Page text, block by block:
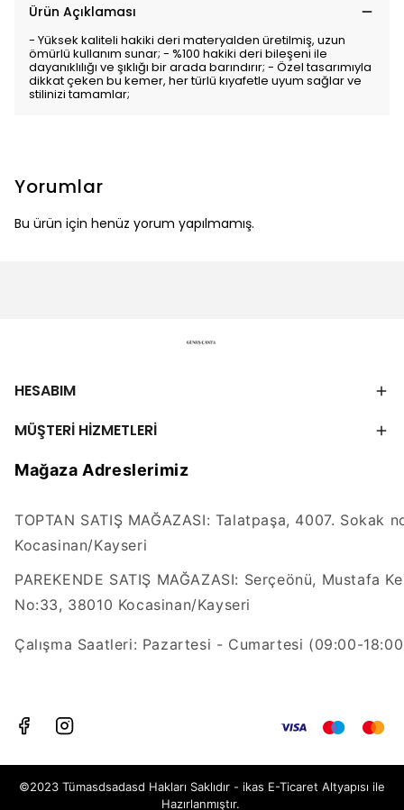
Ürün Açıklaması
- Yüksek kaliteli hakiki deri materyalden üretilmiş, uzun
ömürlü kullanım sunar; - %100 hakiki deri bileşeni ile
dayanıklılığı ve şıklığı bir arada barındırır; - Özel tasarımıyla
dikkat çeken bu kemer, her türlü kıyafetle uyum sağlar ve
stilinizi tamamlar;
Yorumlar
Bu ürün için henüz yorum yapılmamış.
HESABIM
MÜŞTERİ HİZMETLERİ
Mağaza Adreslerimiz
TOPTAN SATIŞ MAĞAZASI: Talatpaşa, 4007. Sokak
Kocasinan/Kayseri
PAREKENDE SATIŞ MAĞAZASI: Serçeönü, Mustafa
No:33, 38010 Kocasinan/Kayseri
Çalışma Saatleri: Pazartesi - Cumartesi (09:00-
©2023 Tümasdsadasd Hakları Saklıdır - ikas E-Ticaret Altyapısı ile
Hazırlanmıştır.